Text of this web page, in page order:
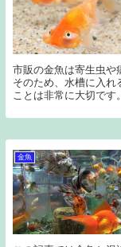
市販の金魚は寄生虫や
そのため、水槽に入れ
ことは非常に大切です
金魚